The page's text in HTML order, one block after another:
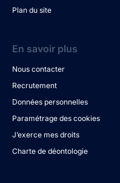
Plan du site
En savoir plus
Nous contacter
Recrutement
Données personnelles
Paramétrage des cookies
J’exerce mes droits
Charte de déontologie